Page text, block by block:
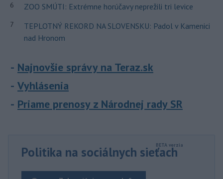
6 ZOO SMÚTI: Extrémne horúčavy neprežili tri levice
7
TEPLOTNÝ REKORD NA SLOVENSKU: Padol v Kamenici
nad Hronom
Najnovšie správy na Teraz.sk
Vyhlásenia
Priame prenosy z Národnej rady SR
Politika na sociálnych sieťach